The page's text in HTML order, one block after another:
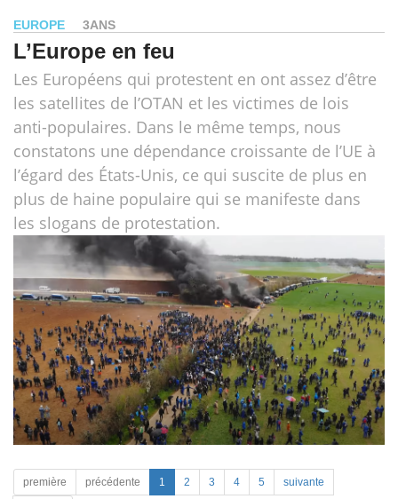
EUROPE 3ANS
L’Europe en feu
Les Européens qui protestent en ont assez d’être
les satellites de l’OTAN et les victimes de lois
anti-populaires. Dans le même temps, nous
constatons une dépendance croissante de l’UE à
l’égard des États-Unis, ce qui suscite de plus en
plus de haine populaire qui se manifeste dans
les slogans de protestation.
première précédente 1 2 3 4 5 suivante